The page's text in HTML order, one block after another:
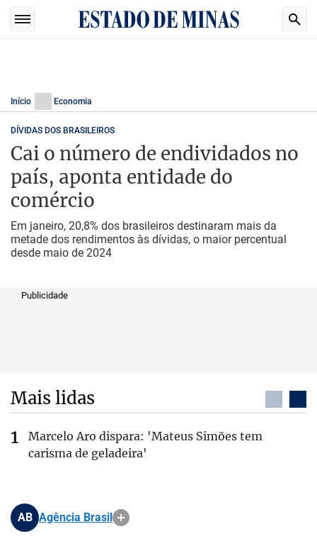
Início Economia
DÍVIDAS DOS BRASILEIROS
Cai o número de endividados no
país, aponta entidade do
comércio
Em janeiro, 20,8% dos brasileiros destinaram mais da
metade dos rendimentos às dívidas, o maior percentual
desde maio de 2024
Publicidade
Mais lidas
Marcelo Aro dispara: 'Mateus Simões tem
carisma de geladeira'
AB Agência Brasil